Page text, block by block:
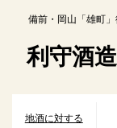
備前・岡山「雄町
利守酒造
地酒に対する